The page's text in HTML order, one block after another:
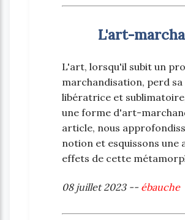
L'art-
L'art, lorsqu'il subit un
marchandisation, perd
libératrice et
une forme d'art-
article, nous
notion et esquissons une
effets de cette
08 juillet 2023 -- ébauche